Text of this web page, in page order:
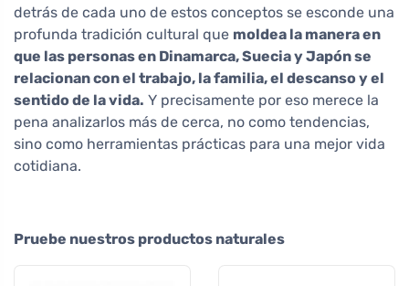
detrás de cada uno de estos conceptos se esconde una
profunda tradición cultural que moldea la manera en
que las personas en Dinamarca, Suecia y Japón se
relacionan con el trabajo, la familia, el descanso y el
sentido de la vida. Y precisamente por eso merece la
pena analizarlos más de cerca, no como tendencias,
sino como herramientas prácticas para una mejor vida
cotidiana.
Pruebe nuestros productos naturales